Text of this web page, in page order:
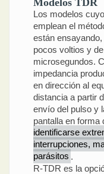
Los modelos
emplean el
están
pocos voltios y
microsegundos.
impedancia
en dirección al
distancia a partir
envío del pulso y
pantalla en forma
identificarse
interrupciones,
parásitos .
R-TDR es la